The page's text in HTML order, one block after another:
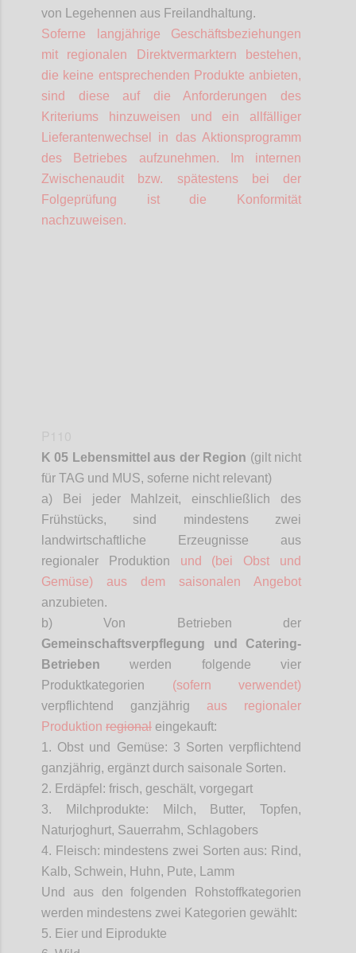
von Legehennen aus Freilandhaltung.
Soferne langjährige Geschäftsbeziehungen
mit regionalen
Direktvermarktern bestehen,
die keine entsprechenden Produkte anbieten,
sind diese auf die Anforderungen des
Kriteriums hinzuweisen und ein allfälliger
Lieferantenwechsel in das Aktionsprogramm
des Betriebes aufzunehmen. Im internen
Zwischenaudit bzw. spätestens bei der
Folgeprüfung ist die Konformität
nachzuweisen.
K 05 Lebensmittel aus der Region (gilt nicht
für TAG und MUS, soferne nicht relevant)
a) Bei jeder Mahlzeit, einschließlich des
Frühstücks, sind mindestens zwei
landwirtschaftliche Erzeugnisse aus
regionaler Produktion und (bei Obst und
Gemüse) aus dem saisonalen Angebot
anzubieten.
b) Von Betrieben der
Gemeinschaftsverpflegung und Catering-
Betrieben werden folgende vier
Produktkategorien (sofern verwendet)
verpflichtend ganzjährig aus regionaler
Produktion regional eingekauft:
1. Obst und Gemüse: 3 Sorten verpflichtend
ganzjährig, ergänzt durch saisonale Sorten.
2. Erdäpfel: frisch, geschält, vorgegart
3. Milchprodukte: Milch, Butter, Topfen,
Naturjoghurt, Sauerrahm, Schlagobers
4. Fleisch: mindestens zwei Sorten aus: Rind,
Kalb, Schwein, Huhn, Pute, Lamm
Und aus den folgenden Rohstoffkategorien
werden mindestens zwei Kategorien gewählt:
5. Eier und Eiprodukte